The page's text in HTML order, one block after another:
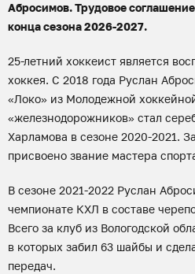
Абросимов. Трудовое
конца сезона 2026-2027.
25-летний хоккеист является
хоккея. С 2018 года Руслан
«Локо» из Молодежной
«железнодорожников» стал
Харламова в сезоне 2020-2021.
присвоено звание мастера
В сезоне 2021-2022 Руслан
чемпионате КХЛ в составе
Всего за клуб из Вологодской
в которых забил 63 шайбы и
передач.